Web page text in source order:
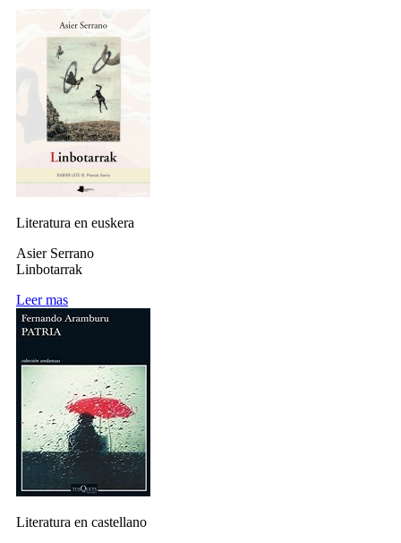
Literatura en euskera
Asier Serrano
Linbotarrak
Leer mas
Literatura en castellano